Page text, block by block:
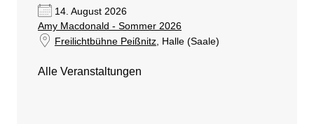
14. August 2026
Amy Macdonald - Sommer 2026
Freilichtbühne Peißnitz, Halle (Saale)
Alle Veranstaltungen